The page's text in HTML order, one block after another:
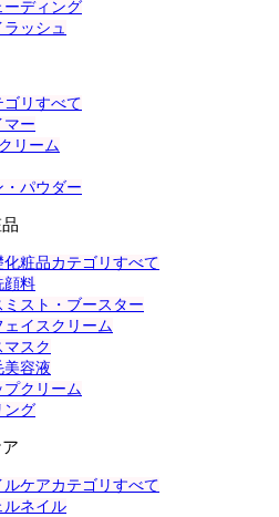
ーディング
ッシュ
リすべて
マー
リーム
・パウダー
粧品カテゴリすべて
顔料
スト・ブースター
イスクリーム
スク
美容液
プクリーム
ング
ケアカテゴリすべて
ルネイル